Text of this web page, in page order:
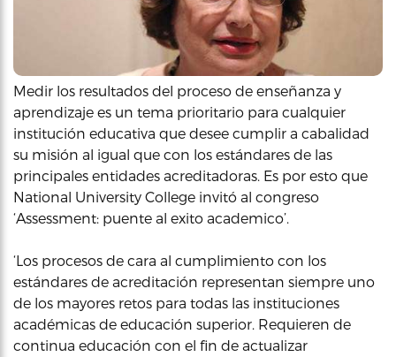
Medir los resultados del proceso de enseñanza y
aprendizaje es un tema prioritario para cualquier
institución educativa que desee cumplir a cabalidad
su misión al igual que con los estándares de las
principales entidades acreditadoras. Es por esto que
National University College invitó al congreso
‘Assessment: puente al exito academico’.
‘Los procesos de cara al cumplimiento con los
estándares de acreditación representan siempre uno
de los mayores retos para todas las instituciones
académicas de educación superior. Requieren de
continua educación con el fin de actualizar